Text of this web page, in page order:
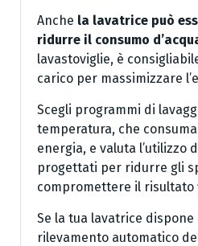
Anche la lavatrice può
ridurre il consumo
lavastoviglie, è
carico per massimizzare
Scegli programmi di
temperatura, che
energia, e valuta l’utilizzo
progettati per ridurre gli
compromettere il risultato
Se la tua lavatrice
rilevamento automatico